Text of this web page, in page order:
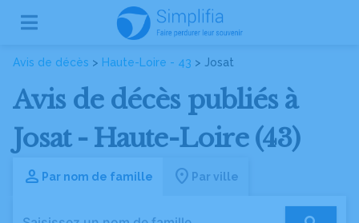
Avis de décès > Haute-Loire - 43 > Josat
Avis de décès publiés à
Josat - Haute-Loire (43)
Par nom de famille Par ville